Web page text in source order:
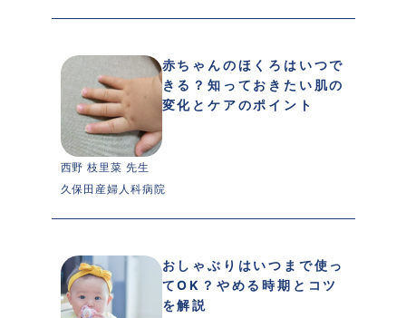
赤ちゃんのほくろはいつで
きる？知っておきたい肌の
変化とケアのポイント
西野 枝里菜 先生
久保田産婦人科病院
おしゃぶりはいつまで使っ
てOK？やめる時期とコツ
を解説